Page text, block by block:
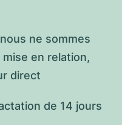
ne sommes
en relation,
direct
de 14 jours